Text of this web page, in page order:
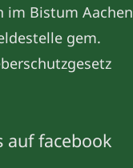
im Bistum Aachen
gem.
auf facebook